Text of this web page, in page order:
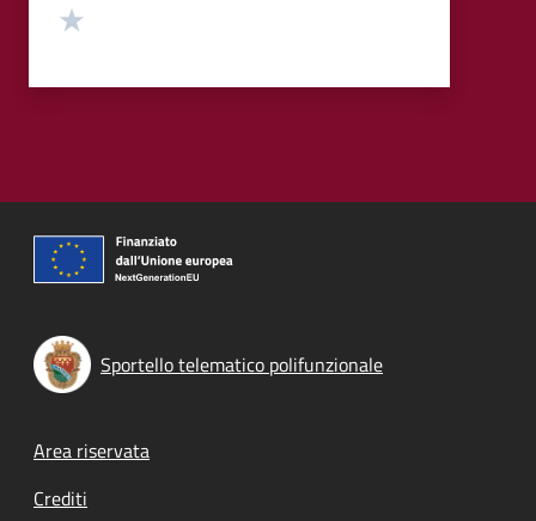
Sportello telematico polifunzionale
Footer menu
Area riservata
Crediti